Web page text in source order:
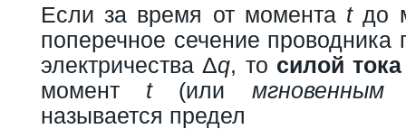
Если за время от момента tдо
поперечное сечение проводника
электричества Δq, то силой тока
момент t(или
называется предел